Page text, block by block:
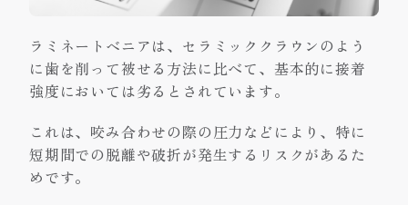
ラミネートベニアは、セラミッククラウンのよう
に歯を削って被せる方法に比べて、基本的に接着
強度においては劣るとされています。
これは、咬み合わせの際の圧力などにより、特に
短期間での脱離や破折が発生するリスクがあるた
めです。